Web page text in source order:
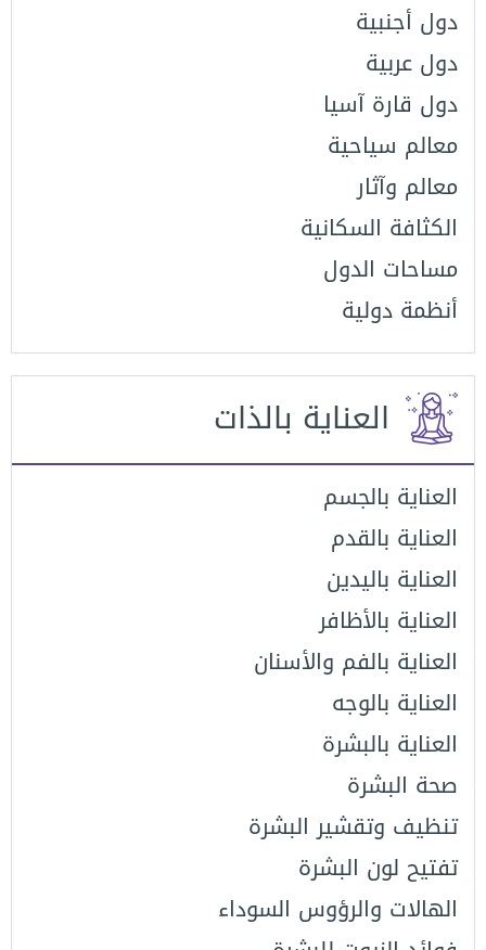
دول أجنبية
دول عربية
دول قارة آسيا
معالم سياحية
معالم وآثار
الكثافة السكانية
مساحات الدول
أنظمة دولية
العناية بالذات
العناية بالجسم
العناية بالقدم
العناية باليدين
العناية بالأظافر
العناية بالفم والأسنان
العناية بالوجه
العناية بالبشرة
صحة البشرة
تنظيف وتقشير البشرة
تفتيح لون البشرة
الهالات والرؤوس السوداء